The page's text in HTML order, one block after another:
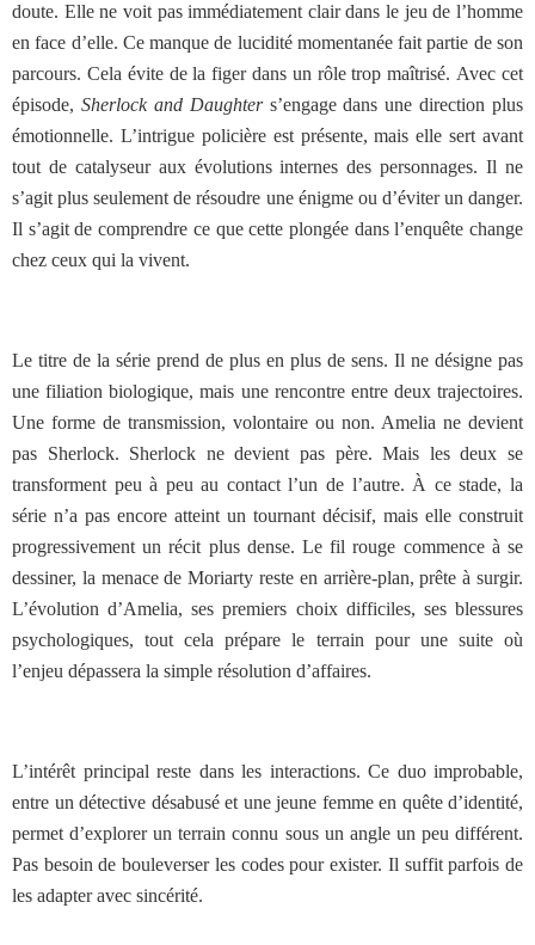
doute. Elle ne voit pas immédiatement clair dans le jeu de l’homme
en face d’elle. Ce manque de lucidité momentanée fait partie de son
parcours. Cela évite de la figer dans un rôle trop maîtrisé. Avec cet
épisode, Sherlock and Daughters’engage dans une direction plus
émotionnelle. L’intrigue policière est présente, mais elle sert avant
tout de catalyseur aux évolutions internes des personnages. Il ne
s’agit plus seulement de résoudre une énigme ou d’éviter un danger.
Il s’agit de comprendre ce que cette plongée dans l’enquête change
chez ceux qui la vivent.
Le titre de la série prend de plus en plus de sens. Il ne désigne pas
une filiation biologique, mais une rencontre entre deux trajectoires.
Une forme de transmission, volontaire ou non. Amelia ne devient
pas Sherlock. Sherlock ne devient pas père. Mais les deux se
transforment peu à peu au contact l’un de l’autre. À ce stade, la
série n’a pas encore atteint un tournant décisif, mais elle construit
progressivement un récit plus dense. Le fil rouge commence à se
dessiner, la menace de Moriarty reste en arrière-plan, prête à surgir.
L’évolution d’Amelia, ses premiers choix difficiles, ses blessures
psychologiques, tout cela prépare le terrain pour une suite où
l’enjeu dépassera la simple résolution d’affaires.
L’intérêt principal reste dans les interactions. Ce duo improbable,
entre un détective désabusé et une jeune femme en quête d’identité,
permet d’explorer un terrain connu sous un angle un peu différent.
Pas besoin de bouleverser les codes pour exister. Il suffit parfois de
les adapter avec sincérité.